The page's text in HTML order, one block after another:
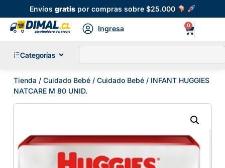
Envíosgratis por compras sobre $25.000
Ingresa 0
Categorías
Tienda / Cuidado Bebé/ Cuidado Bebé/ INFANT HUGGIES
NATCARE M 80 UNID.